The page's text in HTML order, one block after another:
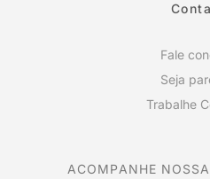
Fale
Seja
Trabalhe
ACOMPANHE